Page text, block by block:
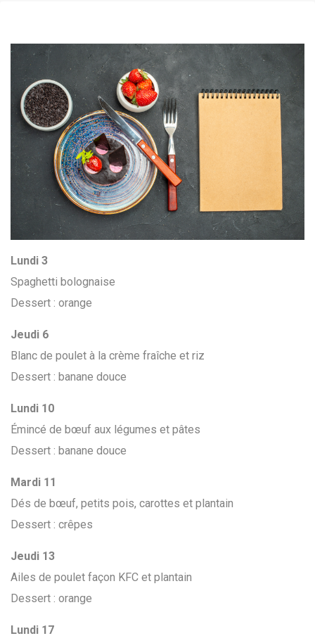
Lundi 3
Spaghetti bolognaise
Dessert : orange
Jeudi 6
Blanc de poulet à la crème fraîche et riz
Dessert : banane douce
Lundi 10
Émincé de bœuf aux légumes et pâtes
Dessert : banane douce
Mardi 11
Dés de bœuf, petits pois, carottes et plantain
Dessert : crêpes
Jeudi 13
Ailes de poulet façon KFC et plantain
Dessert : orange
Lundi 17